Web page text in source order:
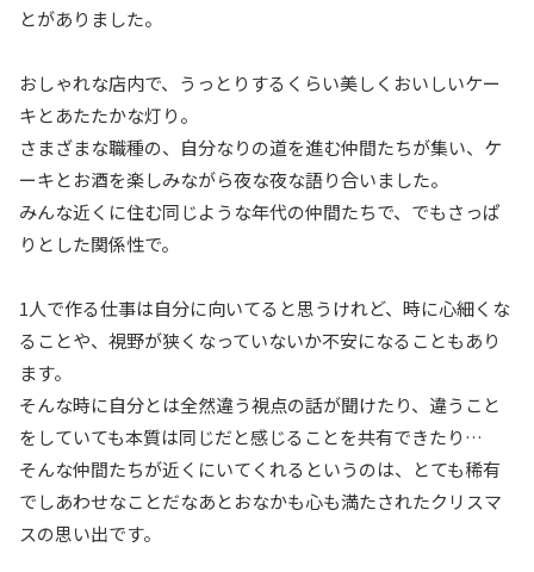
とがありました。
おしゃれな店内で、うっとりするくらい美しくおいしいケー
キとあたたかな灯り。
さまざまな職種の、自分なりの道を進む仲間たちが集い、ケ
ーキとお酒を楽しみながら夜な夜な語り合いました。
みんな近くに住む同じような年代の仲間たちで、でもさっぱ
りとした関係性で。
1人で作る仕事は自分に向いてると思うけれど、時に心細くな
ることや、視野が狭くなっていないか不安になることもあり
ます。
そんな時に自分とは全然違う視点の話が聞けたり、違うこと
をしていても本質は同じだと感じることを共有できたり…
そんな仲間たちが近くにいてくれるというのは、とても稀有
でしあわせなことだなあとおなかも心も満たされたクリスマ
スの思い出です。